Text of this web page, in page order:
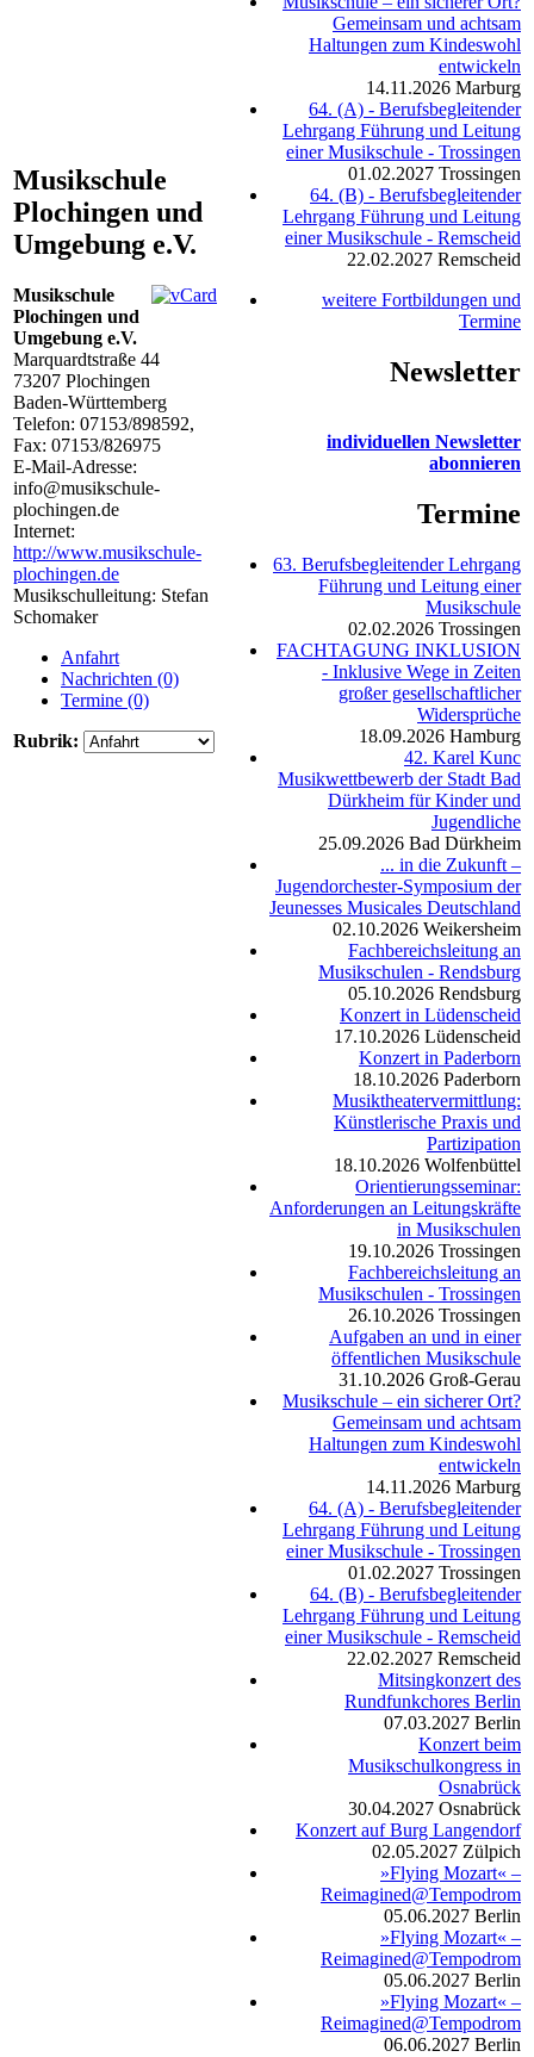
Musikschule
Plochingen und
Umgebung e.V.
Musikschule
Plochingen und
Umgebung e.V.
Marquardtstraße 44
73207 Plochingen
Baden-Württemberg
Telefon: 07153/898592,
Fax: 07153/826975
E-Mail-Adresse:
info@musikschule-
plochingen.de
Internet:
http://www.musikschule-
plochingen.de
Musikschulleitung: Stefan
Schomaker
Anfahrt
Nachrichten (0)
Termine (0)
Rubrik:
Gemeinsam und achtsam
Haltungen zum Kindeswohl
entwickeln
14.11.2026 Marburg
64. (A) - Berufsbegleitender
Lehrgang Führung und Leitung
einer Musikschule - Trossingen
01.02.2027 Trossingen
64. (B) - Berufsbegleitender
Lehrgang Führung und Leitung
einer Musikschule - Remscheid
22.02.2027 Remscheid
weitere Fortbildungen und
Termine
Newsletter
individuellen Newsletter
abonnieren
Termine
63. Berufsbegleitender Lehrgang
Führung und Leitung einer
Musikschule
02.02.2026 Trossingen
FACHTAGUNG INKLUSION
- Inklusive Wege in Zeiten
großer gesellschaftlicher
Widersprüche
18.09.2026 Hamburg
42. Karel Kunc
Musikwettbewerb der Stadt Bad
Dürkheim für Kinder und
Jugendliche
25.09.2026 Bad Dürkheim
... in die Zukunft –
Jugendorchester-Symposium der
Jeunesses Musicales Deutschland
02.10.2026 Weikersheim
Fachbereichsleitung an
Musikschulen - Rendsburg
05.10.2026 Rendsburg
Konzert in Lüdenscheid
17.10.2026 Lüdenscheid
Konzert in Paderborn
18.10.2026 Paderborn
Musiktheatervermittlung:
Künstlerische Praxis und
Partizipation
18.10.2026 Wolfenbüttel
Orientierungsseminar:
Anforderungen an Leitungskräfte
in Musikschulen
19.10.2026 Trossingen
Fachbereichsleitung an
Musikschulen - Trossingen
26.10.2026 Trossingen
Aufgaben an und in einer
öffentlichen Musikschule
31.10.2026 Groß-Gerau
Musikschule – ein sicherer Ort?
Gemeinsam und achtsam
Haltungen zum Kindeswohl
entwickeln
14.11.2026 Marburg
64. (A) - Berufsbegleitender
Lehrgang Führung und Leitung
einer Musikschule - Trossingen
01.02.2027 Trossingen
64. (B) - Berufsbegleitender
Lehrgang Führung und Leitung
einer Musikschule - Remscheid
22.02.2027 Remscheid
Mitsingkonzert des
Rundfunkchores Berlin
07.03.2027 Berlin
Konzert beim
Musikschulkongress in
Osnabrück
30.04.2027 Osnabrück
Konzert auf Burg Langendorf
02.05.2027 Zülpich
»Flying Mozart« –
Reimagined@Tempodrom
05.06.2027 Berlin
»Flying Mozart« –
Reimagined@Tempodrom
05.06.2027 Berlin
»Flying Mozart« –
Reimagined@Tempodrom
06.06.2027 Berlin